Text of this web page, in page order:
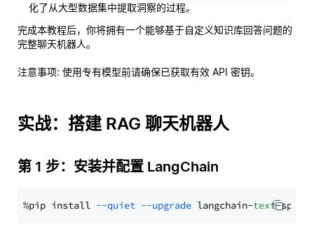
化了从大型数据集中提取洞察的过程。
完成本教程后，你将拥有一个能够基于自定义知识库回答问题的
完整聊天机器人。
注意事项: 使用专有模型前请确保已获取有效 API 密钥。
实战：搭建 RAG 聊天机器人
第 1 步：安装并配置 LangChain
%pip install --quiet --upgrade langchain-text